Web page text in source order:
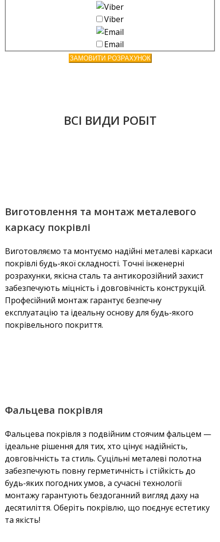
Viber
Email
ЗАМОВИТИ РОЗРАХУНОК
ВСІ ВИДИ РОБІТ
Виготовлення та монтаж металевого
каркасу покрівлі
Виготовляємо та монтуємо надійні металеві каркаси
покрівлі будь-якої складності. Точні інженерні
розрахунки, якісна сталь та антикорозійний захист
забезпечують міцність і довговічність конструкцій.
Професійний монтаж гарантує безпечну
експлуатацію та ідеальну основу для будь-якого
покрівельного покриття.
Фальцева покрівля
Фальцева покрівля з подвійним стоячим фальцем —
ідеальне рішення для тих, хто цінує надійність,
довговічність та стиль. Суцільні металеві полотна
забезпечують повну герметичність і стійкість до
будь-яких погодних умов, а сучасні технології
монтажу гарантують бездоганний вигляд даху на
десятиліття. Оберіть покрівлю, що поєднує естетику
та якість!